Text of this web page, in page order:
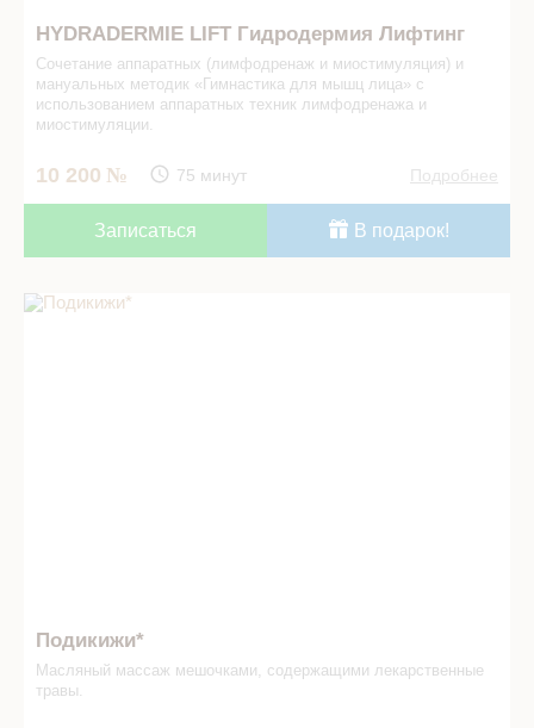
HYDRADERMIE LIFT Гидродермия­ Лифтинг
Сочетание аппаратных (лимфодренаж и миостимуляция) и
мануальных методик «Гимнастика для мышц лица» с
использованием аппаратных техник лимфодренажа и
миостимуляции.
10 200 75 минут Подробнее
Записаться В подарок!
Подикижи* в СПА салоне
Подикижи*
Масляный массаж мешочками, содержащими лекарственные
травы.